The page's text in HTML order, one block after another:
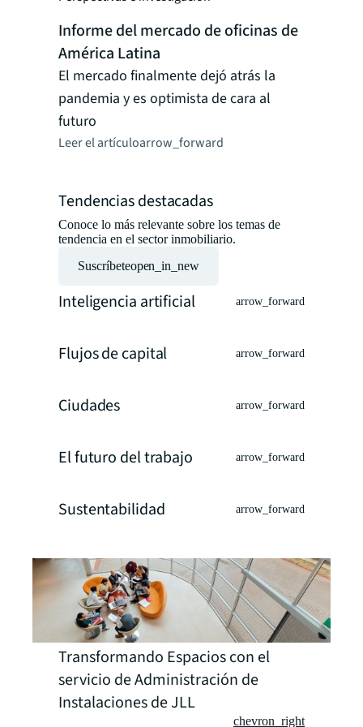
Informe del mercado de oficinas de
América Latina
El mercado finalmente dejó atrás la
pandemia y es optimista de cara al
futuro
Leer el artículoarrow_forward
Tendencias destacadas
Conoce lo más relevante sobre los temas de
tendencia en el sector inmobiliario.
Suscríbeteopen_in_new
Inteligencia artificial arrow_forward
Flujos de capital arrow_forward
Ciudades arrow_forward
El futuro del trabajo arrow_forward
Sustentabilidad arrow_forward
Transformando Espacios con el
servicio de Administración de
Instalaciones de JLL
chevron_right